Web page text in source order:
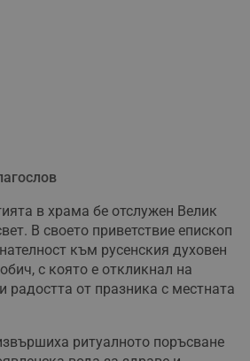
в храма бе отслужен Велик
В своето приветствие епископ
към русенския духовен
с която е откликнал на
радостта от празника с местната
ритуалното поръсване